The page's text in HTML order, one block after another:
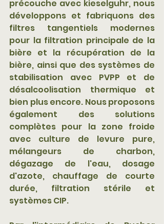
précouche avec kieselguhr, nous
développons et fabriquons des
filtres tangentiels modernes
pour la filtration principale de la
bière et la récupération de la
bière, ainsi que des systèmes de
stabilisation avec PVPP et de
désalcoolisation thermique et
bien plus encore. Nous proposons
également des solutions
complètes pour la zone froide
avec culture de levure pure,
mélangeurs de charbon,
dégazage de l'eau, dosage
d'azote, chauffage de courte
durée, filtration stérile et
systèmes CIP.